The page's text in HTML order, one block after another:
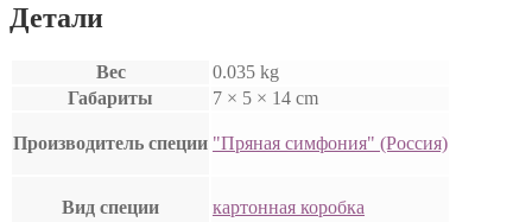
Детали
Вес
0.035 kg
Габариты
7 × 5 × 14 cm
Производитель специи "Пряная симфония" (Россия)
Вид специи картонная коробка